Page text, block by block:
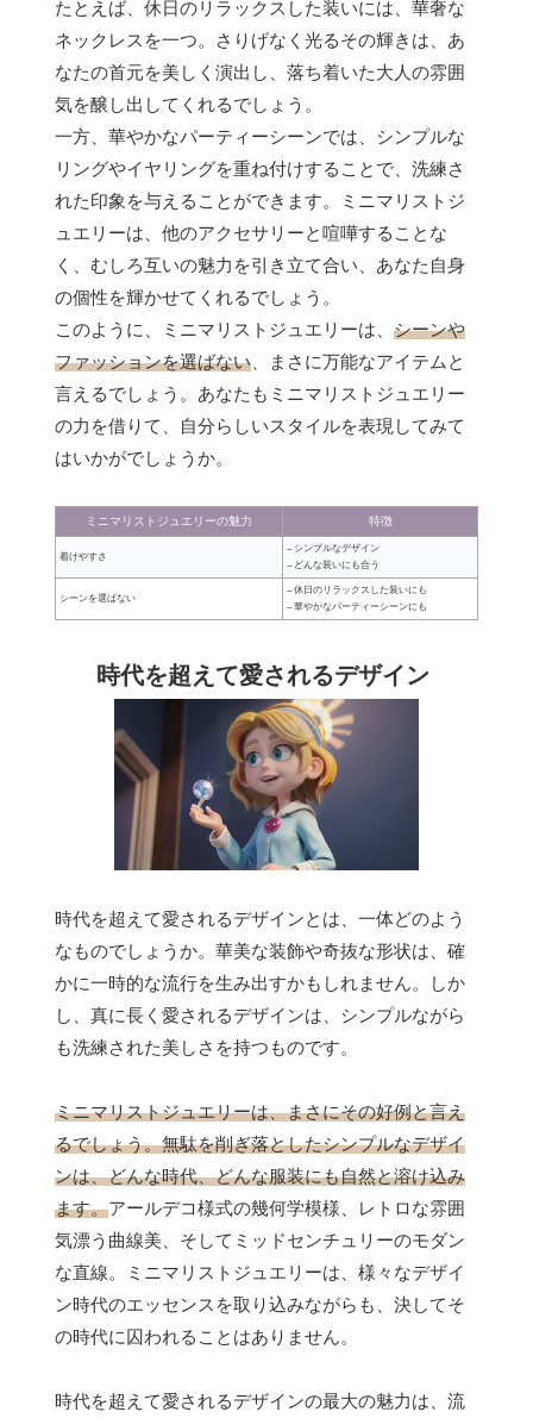
たとえば、休日のリラックスした装いには、華奢な
ネックレスを一つ。さりげなく光るその輝きは、あ
なたの首元を美しく演出し、落ち着いた大人の雰囲
気を醸し出してくれるでしょう。
一方、華やかなパーティーシーンでは、シンプルな
リングやイヤリングを重ね付けすることで、洗練さ
れた印象を与えることができます。ミニマリストジ
ュエリーは、他のアクセサリーと喧嘩することな
く、むしろ互いの魅力を引き立て合い、あなた自身
の個性を輝かせてくれるでしょう。
このように、ミニマリストジュエリーは、 シーンや
ファッションを選ばない 、まさに万能なアイテムと
言えるでしょう。あなたもミニマリストジュエリー
の力を借りて、自分らしいスタイルを表現してみて
はいかがでしょうか。
ミニマリストジュエリーの魅力 特徴
着けやすさ
– シンプルなデザイン
– どんな装いにも合う
シーンを選ばない
– 休日のリラックスした装いにも
– 華やかなパーティーシーンにも
時代を超えて愛されるデザイン
時代を超えて愛されるデザインとは、一体どのよう
なものでしょうか。華美な装飾や奇抜な形状は、確
かに一時的な流行を生み出すかもしれません。しか
し、真に長く愛されるデザインは、シンプルながら
も洗練された美しさを持つものです。
ミニマリストジュエリーは、まさにその好例と言え
るでしょう。無駄を削ぎ落としたシンプルなデザイ
ンは、どんな時代、どんな服装にも自然と溶け込み
ます。アールデコ様式の幾何学模様、レトロな雰囲
気漂う曲線美、そしてミッドセンチュリーのモダン
な直線。ミニマリストジュエリーは、様々なデザイ
ン時代のエッセンスを取り込みながらも、決してそ
の時代に囚われることはありません。
時代を超えて愛されるデザインの最大の魅力は、流